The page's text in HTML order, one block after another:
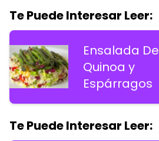
Te Puede Interesar Leer:
Ensalada De
Quinoa y
Espárragos
Te Puede Interesar Leer: